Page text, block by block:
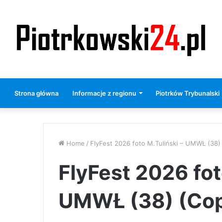
Strona główna Informacje z regionu Piotrków Trybunalski
Home / FlyFest 2026 foto M.Tuliński – UMWŁ
FlyFest 2026
UMWŁ (38)